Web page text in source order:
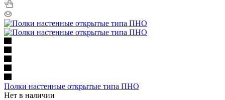
Полки настенные открытые типа ПНО
Нет в наличии